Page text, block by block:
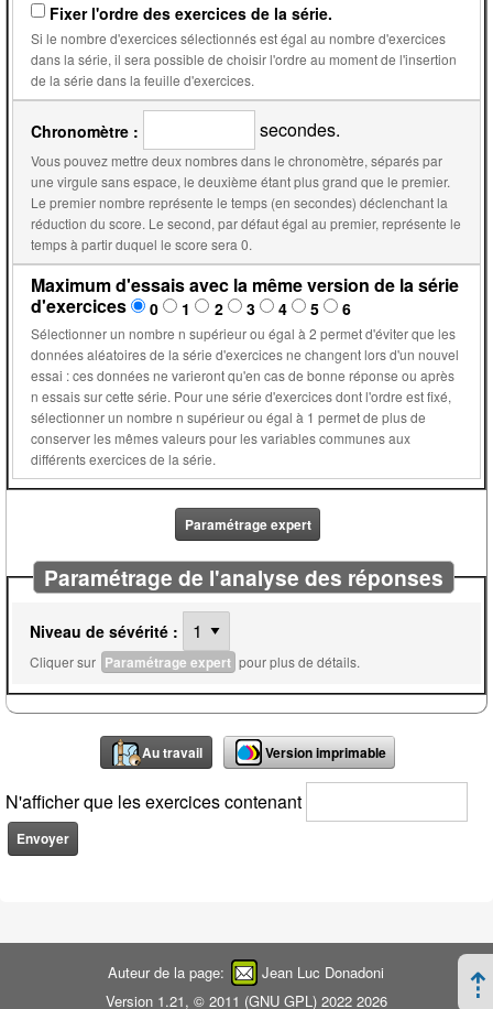
Fixer l'ordre des exercices de la série.
Si le nombre d'exercices sélectionnés est égal au nombre d'exercices
dans la série, il sera possible de choisir l'ordre au moment de l'insertion
de la série dans la feuille d'exercices.
Chronomètre : secondes.
Vous pouvez mettre deux nombres dans le chronomètre, séparés par
une virgule sans espace, le deuxième étant plus grand que le premier.
Le premier nombre représente le temps (en secondes) déclenchant la
réduction du score. Le second, par défaut égal au premier, représente le
temps à partir duquel le score sera 0.
Maximum d'essais avec la même version de la série
d'exercices
0 1 2 3 4 5 6
Sélectionner un nombre n supérieur ou égal à 2 permet d'éviter que les
données aléatoires de la série d'exercices ne changent lors d'un nouvel
essai : ces données ne varieront qu'en cas de bonne réponse ou après
n essais sur cette série. Pour une série d'exercices dont l'ordre est fixé,
sélectionner un nombre n supérieur ou égal à 1 permet de plus de
conserver les mêmes valeurs pour les variables communes aux
différents exercices de la série.
Paramétrage expert
Paramétrage de l'analyse des réponses
Niveau de sévérité :
Cliquer sur Paramétrage expert pour plus de détails.
Au travail Version imprimable
N'afficher que les exercices contenant
Auteur de la page:
Jean Luc Donadoni
Version 1.21, © 2011 (GNU GPL) 2022 2026